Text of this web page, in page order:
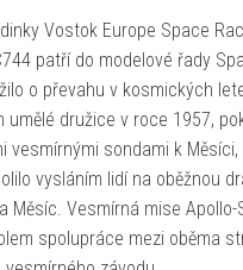
Vostok Europe Space
patří do modelové řady
o převahu v kosmických
umělé družice v roce 1957,
vesmírnými sondami k Měsíci,
vysláním lidí na oběžnou
Měsíc. Vesmírná mise Apollo-
spolupráce mezi oběma